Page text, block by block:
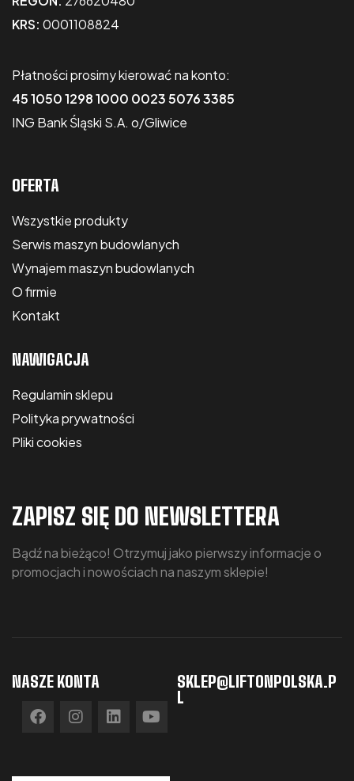
KRS: 0001108824
Płatności prosimy kierować na konto:
45 1050 1298 1000 0023 5076 3385
ING Bank Śląski S.A. o/Gliwice
OFERTA
Wszystkie produkty
Serwis maszyn budowlanych
Wynajem maszyn budowlanych
O firmie
Kontakt
NAWIGACJA
Regulamin sklepu
Polityka prywatności
Pliki cookies
ZAPISZ SIĘ DO NEWSLETTERA
Bądź na bieżąco! Otrzymuj jako pierwszy informacje o
promocjach i nowościach na naszym sklepie!
NASZE KONTA
SKLEP@LIFTONPOLSKA.P
L